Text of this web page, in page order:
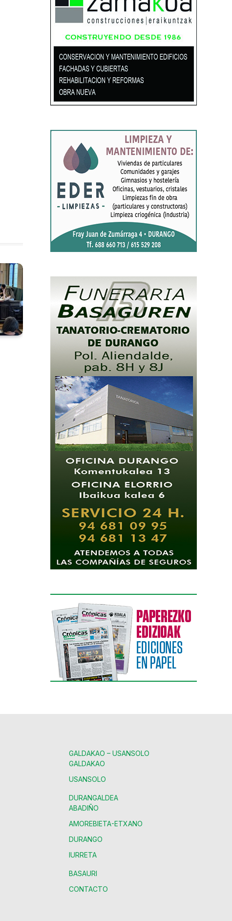
GALDAKAO – USANSOLO
GALDAKAO
USANSOLO
DURANGALDEA
ABADIÑO
AMOREBIETA-ETXANO
DURANGO
IURRETA
BASAURI
CONTACTO